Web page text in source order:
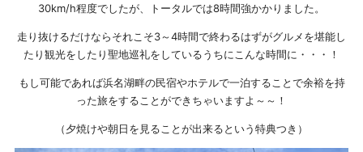
30km/h程度でしたが、トータルでは8時間強かかりました。
走り抜けるだけならそれこそ3～4時間で終わるはずがグルメを堪能し
たり観光をしたり聖地巡礼をしているうちにこんな時間に・・・！
もし可能であれば浜名湖畔の民宿やホテルで一泊することで余裕を持
った旅をすることができちゃいますよ～～！
（夕焼けや朝日を見ることが出来るという特典つき）